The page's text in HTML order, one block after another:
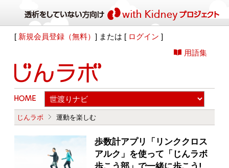
[ 新規会員登録（無料）] または [ ログイン ]
用語集
じんラボ 運動を楽しむ
歩数計アプリ「リンククロス
アルク」を使って「じんラボ
歩こう部」で一緒に歩こう!